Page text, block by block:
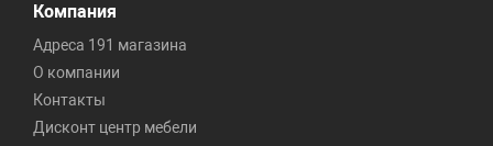
Компания
Адреса 191 магазина
О компании
Контакты
Дисконт центр мебели